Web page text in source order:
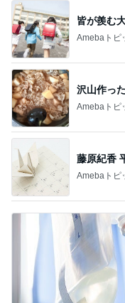
皆が羨む
Amebaトピ
沢山作っ
Amebaトピ
藤原紀香
Amebaトピ